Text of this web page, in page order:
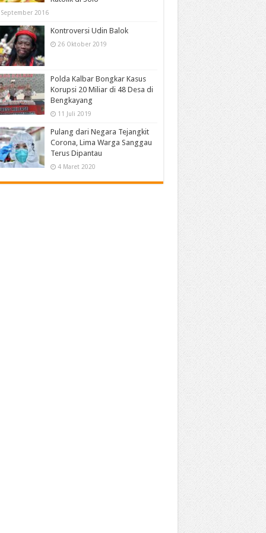
2016
Kontroversi Udin Balok
26 Oktober 2019
Polda Kalbar Bongkar Kasus
Korupsi 20 Miliar di 48 Desa di
Bengkayang
11 Juli 2019
Pulang dari Negara Tejangkit
Corona, Lima Warga Sanggau
Terus Dipantau
4 Maret 2020